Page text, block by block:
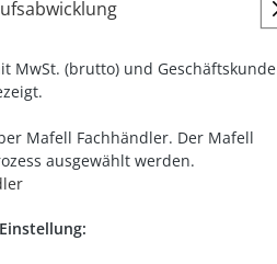
und Zapfenmaße.
gleichen Position.
MwSt. (brutto) und
Mafell Fachhändler. Der Mafell
ausgewählt werden.